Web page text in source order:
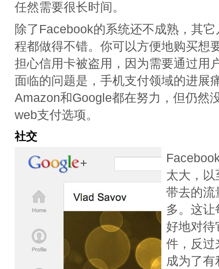
任然需要很长时间。
除了Facebook的系统还不成熟，其
程都做得不错。你可以方便地购买想
担心信用卡被盗用，因为需要通过用
面临的问题是，手机支付领域的进展
Amazon和Google都在努力，但仍然
web支付选项。
社交
太大，以
带去的流
多。这
好地对待
件，反过
成为了